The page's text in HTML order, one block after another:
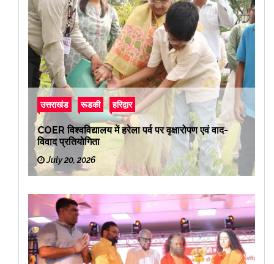
उत्तराखंड रूडकी हरिद्वार
COER विश्वविद्यालय में हरेला पर्व पर वृक्षारोपण एवं वाद-
विवाद प्रतियोगिता
July 20, 2026